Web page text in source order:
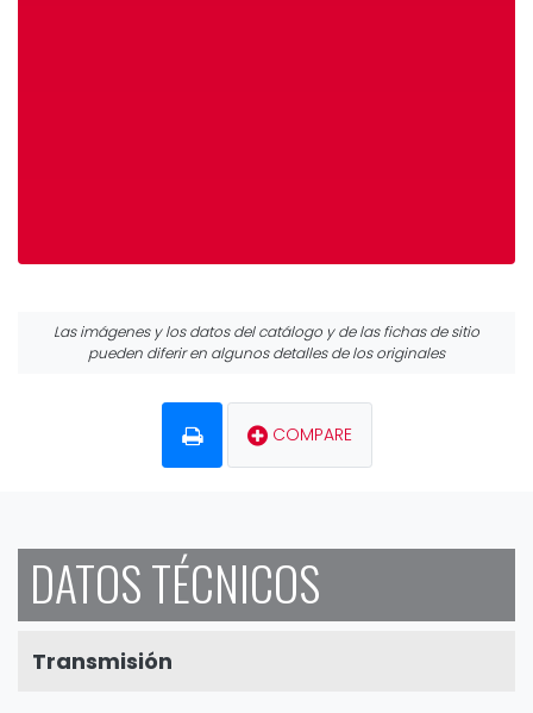
Las imágenes y los datos del catálogo y de las fichas de sitio
pueden diferir en algunos detalles de los originales
COMPARE
DATOS TÉCNICOS
Transmisión